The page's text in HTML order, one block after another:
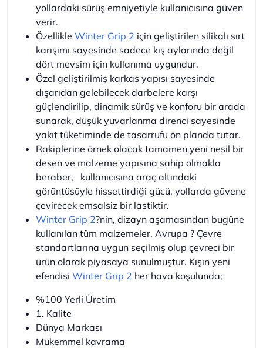
yollardaki sürüş emniyetiyle kullanıcısına güven
verir.
Özellikle Winter Grip 2 için geliştirilen silikalı sırt
karışımı sayesinde sadece kış aylarında değil
dört mevsim için kullanıma uygundur.
Özel geliştirilmiş karkas yapısı sayesinde
dışarıdan gelebilecek darbelere karşı
güçlendirilip, dinamik sürüş ve konforu bir arada
sunarak, düşük yuvarlanma direnci sayesinde
yakıt tüketiminde de tasarrufu ön planda tutar.
Rakiplerine örnek olacak tamamen yeni nesil bir
desen ve malzeme yapısına sahip olmakla
beraber, kullanıcısına araç altındaki
görüntüsüyle hissettirdiği gücü, yollarda güvene
çevirecek emsalsiz bir lastiktir.
Winter Grip 2?nin, dizayn aşamasından bugüne
kullanılan tüm malzemeler, Avrupa ? Çevre
standartlarına uygun seçilmiş olup çevreci bir
ürün olarak piyasaya sunulmuştur. Kışın yeni
efendisi Winter Grip 2 her hava koşulunda;
%100 Yerli Üretim
1. Kalite
Dünya Markası
Mükemmel kavrama